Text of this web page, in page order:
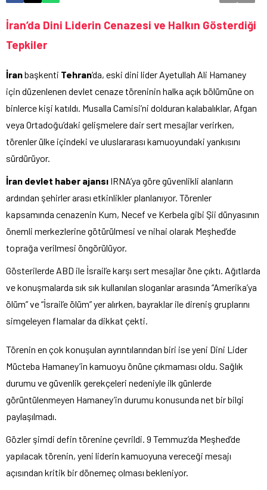
İran’da Dini Liderin Cenazesi ve Halkın Gösterdiği
Tepkiler
İranbaşkenti Tehran‘da, eski dini lider Ayetullah Ali Hamaney
için düzenlenen devlet cenaze töreninin halka açık bölümüne on
binlerce kişi katıldı. Musalla Camisi’ni dolduran kalabalıklar, Afgan
veya Ortadoğu’daki gelişmelere dair sert mesajlar verirken,
törenler ülke içindeki ve uluslararası kamuoyundaki yankısını
sürdürüyor.
İran devlet haber ajansı IRNA’ya göre güvenlikli alanların
ardından şehirler arası etkinlikler planlanıyor. Törenler
kapsamında cenazenin Kum, Necef ve Kerbela gibi Şii dünyasının
önemli merkezlerine götürülmesi ve nihai olarak Meşhed’de
toprağa verilmesi öngörülüyor.
Gösterilerde ABD ile İsrail’e karşı sert mesajlar öne çıktı. Ağıtlarda
ve konuşmalarda sık sık kullanılan sloganlar arasında “Amerika’ya
ölüm” ve “İsrail’e ölüm” yer alırken, bayraklar ile direniş gruplarını
simgeleyen flamalar da dikkat çekti.
Törenin en çok konuşulan ayrıntılarından biri ise yeni Dini Lider
Mücteba Hamaney’in kamuoyu önüne çıkmaması oldu. Sağlık
durumu ve güvenlik gerekçeleri nedeniyle ilk günlerde
görüntülenmeyen Hamaney’in durumu konusunda net bir bilgi
paylaşılmadı.
Gözler şimdi defin törenine çevrildi. 9 Temmuz’da Meşhed’de
yapılacak törenin, yeni liderin kamuoyuna vereceği mesajı
açısından kritik bir dönemeç olması bekleniyor.